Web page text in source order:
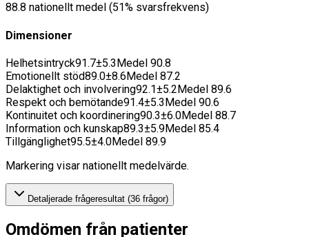
88.8 nationellt medel (51% svarsfrekvens)
Dimensioner
Helhetsintryck91.7±5.3Medel 90.8
Emotionellt stöd89.0±8.6Medel 87.2
Delaktighet och involvering92.1±5.2Medel 89.6
Respekt och bemötande91.4±5.3Medel 90.6
Kontinuitet och koordinering90.3±6.0Medel 88.7
Information och kunskap89.3±5.9Medel 85.4
Tillgänglighet95.5±4.0Medel 89.9
Markering visar nationellt medelvärde.
Detaljerade frågeresultat (36 frågor)
Omdömen från patienter